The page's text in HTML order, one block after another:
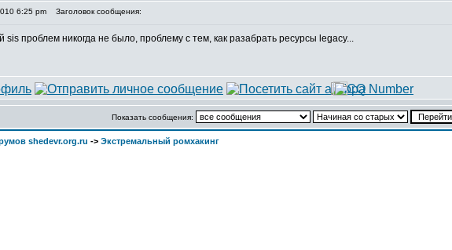
6:25 pm Заголовок сообщения:
sis проблем никогда не было, проблему с тем, как разабрать ресурсы legacy...
Показать сообщения:
shedevr.org.ru -> Экстремальный ромхакинг